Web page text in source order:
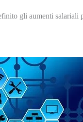
gli aumenti salariali